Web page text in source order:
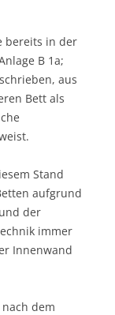
bereits in der
B 1a;
aus
Bett als
Stand
aufgrund
der
immer
Innenwand
dem